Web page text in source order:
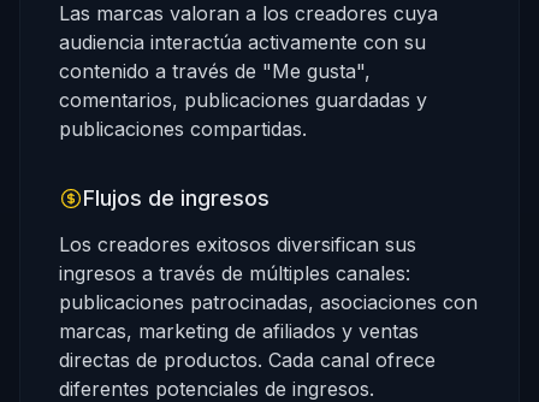
Las marcas valoran a los creadores cuya
audiencia interactúa activamente con su
contenido a través de "Me gusta",
comentarios, publicaciones guardadas y
publicaciones compartidas.
Flujos de ingresos
Los creadores exitosos diversifican sus
ingresos a través de múltiples canales:
publicaciones patrocinadas, asociaciones con
marcas, marketing de afiliados y ventas
directas de productos. Cada canal ofrece
diferentes potenciales de ingresos.